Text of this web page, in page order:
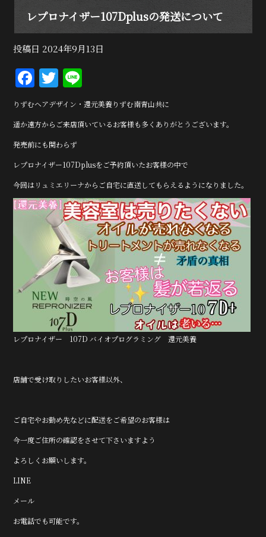
レプロナイザー107Dplusの発送について
投稿日 2024年9月13日
F
a
c
e
b
o
o
k
T
w
it
te
r
n
e
りずむヘアデザイン・還元美養りずむ南青山共に
遥か遠方からご来店頂いているお客様も多くありがとうございます。
発売前にも関わらず
レプロナイザー107Dplusをご予約頂いたお客様の中で
今回はリュミエリーナからご自宅に直送してもらえるようになりました。
レプロナイザー 107D バイオプログラミング 還元美養
店舗で受け取りしたいお客様以外、
ご自宅やお勤め先などに配送をご希望のお客様は
今一度ご住所の確認をさせて下さいますよう
よろしくお願いします。
LINE
メール
お電話でも可能です。